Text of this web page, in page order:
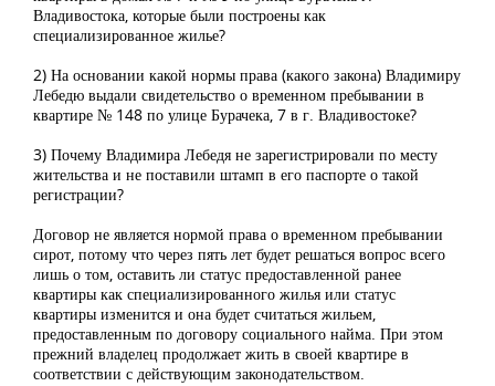
Владивостока, которые были построены как
специализированное жилье?
2) На основании какой нормы права (какого закона) Владимиру
Лебедю выдали свидетельство о временном пребывании в
квартире № 148 по улице Бурачека, 7 в г. Владивостоке?
3) Почему Владимира Лебедя не зарегистрировали по месту
жительства и не поставили штамп в его паспорте о такой
регистрации?
Договор не является нормой права о временном пребывании
сирот, потому что через пять лет будет решаться вопрос всего
лишь о том, оставить ли статус предоставленной ранее
квартиры как специализированного жилья или статус
квартиры изменится и она будет считаться жильем,
предоставленным по договору социального найма. При этом
прежний владелец продолжает жить в своей квартире в
соответствии с действующим законодательством.